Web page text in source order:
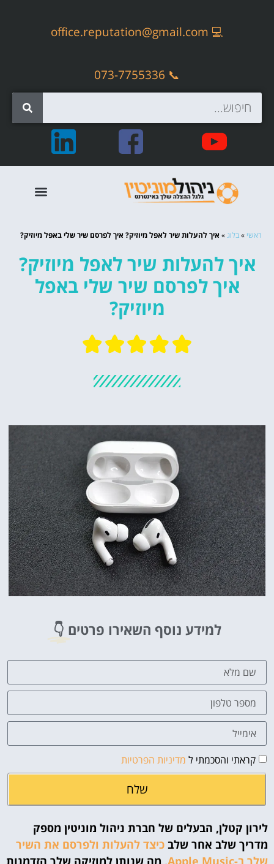
💻
office.reputation@gmail.com
📞 073-7755336
ראשי »בלוג» איך להעלות שיר לאפל מיוזיק? איך לפרסם שיר שלי באפל מיוזיק?
איך להעלות שיר לאפל מיוזיק?
איך לפרסם שיר שלי באפל
מיוזיק?
למידע נוסף השאירו פרטים 👇
קראתי והסכמתי ל מדיניות הפרטיות
שלח
לירון קטלן, הבעלים של חברת ניהול מוניטין מספק
מדריך שלב אחר שלב כיצד להעלות ולפרסם את השיר
שלך ב-Apple Music
, מה שנותן למוזיקה שלך הזדמנות